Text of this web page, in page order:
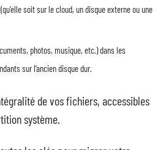
soit sur le cloud, un disque externe ou une
photos, musique, etc.) dans les
sur l’ancien disque dur.
de vos fichiers, accessibles
système.